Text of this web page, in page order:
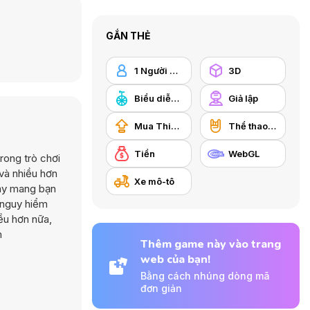
trò chơi
nhiều hơn
mang bạn
hiểm
hơn nữa,
GẮN THẺ
1 Người chơi 3D
Biểu diễn nhào lộn Giả lập
Mua Thiết bị Nâng cấp Thể thao cảm giác mạnh
Tiền WebGL
Xe mô-tô
Thêm game này vào trang
web của bạn!
Bằng cách nhúng dòng mã
đơn giản